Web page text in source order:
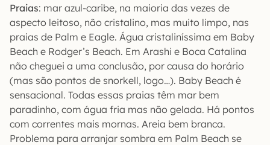
Praias: mar azul-caribe, na maioria das vezes de
aspecto leitoso, não cristalino, mas muito limpo, nas
praias de Palm e Eagle. Água cristaliníssima em Baby
Beach e Rodger’s Beach. Em Arashi e Boca Catalina
não cheguei a uma conclusão, por causa do horário
(mas são pontos de snorkell, logo…). Baby Beach é
sensacional. Todas essas praias têm mar bem
paradinho, com água fria mas não gelada. Há pontos
com correntes mais mornas. Areia bem branca.
Problema para arranjar sombra em Palm Beach se